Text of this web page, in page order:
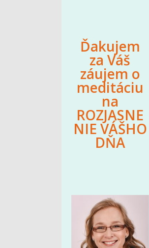
Ďakujem
za Váš
záujem o
meditáciu
na
ROZJASNE
NIE VÁŠHO
DŇA